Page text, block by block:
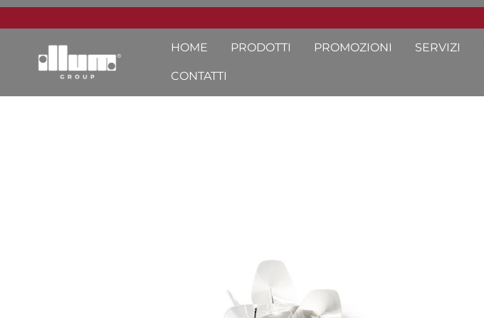
HOME PRODOTTI PROMOZIONI SERVIZI
CONTATTI